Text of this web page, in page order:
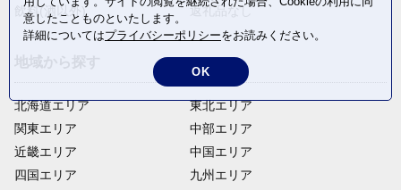
飲料(酒以外)
返礼品なし
北海道エリア
関東エリア
近畿エリア
四国エリア
東北エリア
中部エリア
中国エリア
九州エリア
意したことものといたします。
詳細についてはプライバシーポリシーをお読みください。
OK